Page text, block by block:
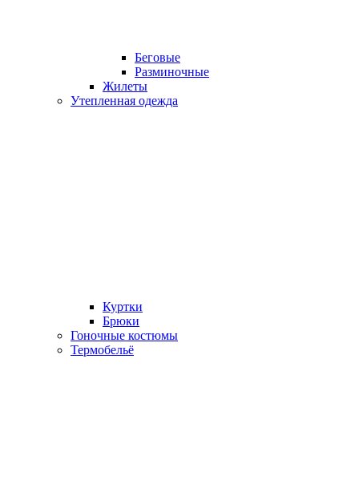
Беговые
Разминочные
Жилеты
Утепленная одежда
Куртки
Брюки
Гоночные костюмы
Термобельё